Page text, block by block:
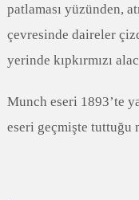
patlaması yüzünden,
çevresinde daireler
yerinde kıpkırmızı
Munch eseri 1893’te
eseri geçmişte tuttuğu